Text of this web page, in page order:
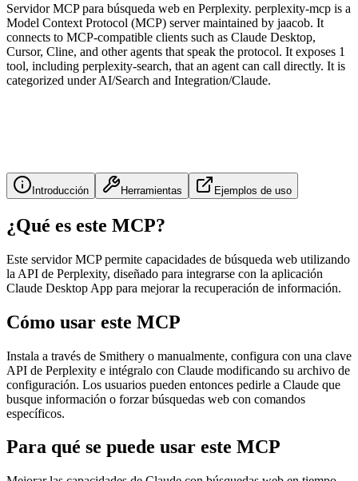
Servidor MCP para búsqueda web en Perplexity. perplexity-mcp is a
Model Context Protocol (MCP) server maintained by jaacob. It
connects to MCP-compatible clients such as Claude Desktop,
Cursor, Cline, and other agents that speak the protocol. It exposes 1
tool, including perplexity-search, that an agent can call directly. It is
categorized under AI/Search and Integration/Claude.
Introducción Herramientas Ejemplos de uso
¿Qué es este MCP?
Este servidor MCP permite capacidades de búsqueda web utilizando
la API de Perplexity, diseñado para integrarse con la aplicación
Claude Desktop App para mejorar la recuperación de información.
Cómo usar este MCP
Instala a través de Smithery o manualmente, configura con una clave
API de Perplexity e intégralo con Claude modificando su archivo de
configuración. Los usuarios pueden entonces pedirle a Claude que
busque información o forzar búsquedas web con comandos
específicos.
Para qué se puede usar este MCP